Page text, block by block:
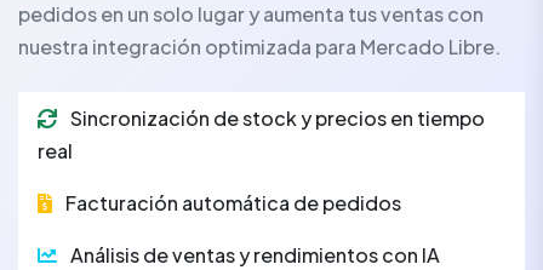
pedidos en un solo lugar y aumenta tus ventas con
nuestra integración optimizada para Mercado Libre.
Sincronización de stock y precios en tiempo
real
Facturación automática de pedidos
Análisis de ventas y rendimientos con IA